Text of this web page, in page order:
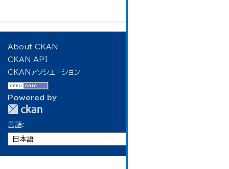
About CKAN
CKAN API
CKANアソシエーション
Powered by
言語